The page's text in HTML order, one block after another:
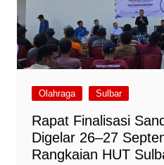
Olahraga Sulbar
Rapat Finalisasi
Digelar 26–27
Rangkaian HUT